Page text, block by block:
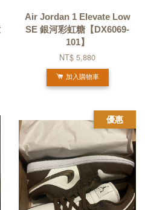
Air Jordan 1 Elevate Low
SE 銀河彩虹糖【DX6069-
101】
NT$ 5,880
加入購物車
優惠